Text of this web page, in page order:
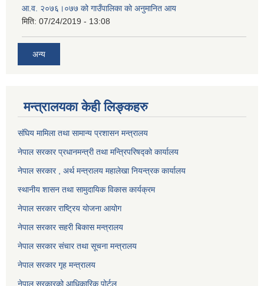
आ.व. २०७६।०७७ को गाउँपालिका को अनुमानित आय
मिति: 07/24/2019 - 13:08
अन्य
मन्त्रालयका केही लिङ्कहरु
संघिय मामिला तथा सामान्य प्रशासन मन्त्रालय
नेपाल सरकार प्रधानमन्त्री तथा मन्त्रिपरिषद्को कार्यालय
नेपाल सरकार , अर्थ मन्त्रालय महालेखा नियन्त्रक कार्यालय
स्थानीय शासन तथा सामुदायिक विकास कार्यक्रम
नेपाल सरकार राष्ट्रिय योजना आयोग
नेपाल सरकार सहरी बिकास मन्त्रालय
नेपाल सरकार संचार तथा सूचना मन्त्रालय
नेपाल सरकार गृह मन्त्रालय
नेपाल सरकारको आधिकारिक पोर्टल